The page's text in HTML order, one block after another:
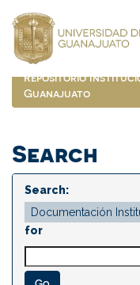
navigation
Repositorio
Guanajuato
Search
Search:
for